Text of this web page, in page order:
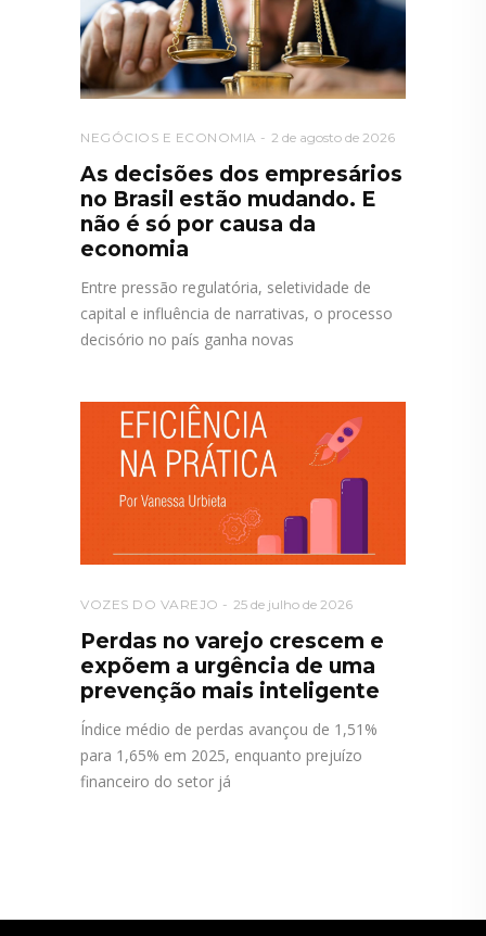
NEGÓCIOS E ECONOMIA 2 de agosto de 2026
As decisões dos empresários
no Brasil estão mudando. E
não é só por causa da
economia
Entre pressão regulatória, seletividade de
capital e influência de narrativas, o processo
decisório no país ganha novas
VOZES DO VAREJO 25 de julho de 2026
Perdas no varejo crescem e
expõem a urgência de uma
prevenção mais inteligente
Índice médio de perdas avançou de 1,51%
para 1,65% em 2025, enquanto prejuízo
financeiro do setor já